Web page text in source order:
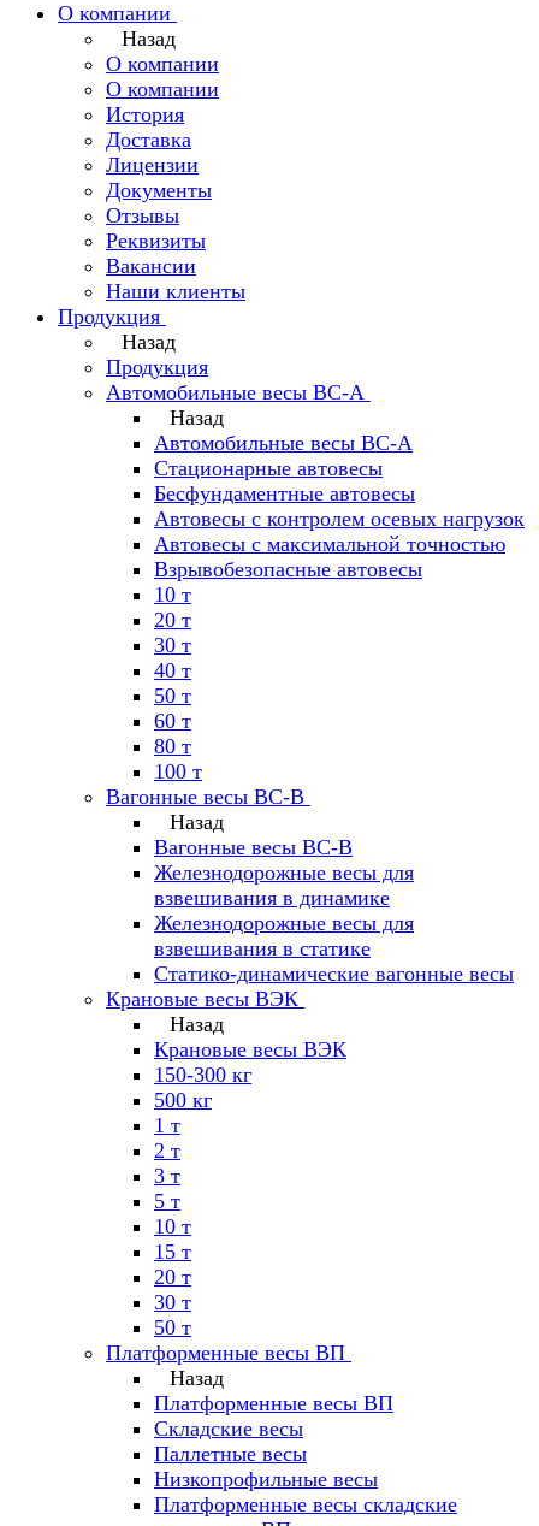
О компании
Назад
О компании
О компании
История
Доставка
Лицензии
Документы
Отзывы
Реквизиты
Вакансии
Наши клиенты
Продукция
Назад
Продукция
Автомобильные весы ВС-А
Назад
Автомобильные весы ВС-А
Стационарные автовесы
Бесфундаментные автовесы
Автовесы с контролем осевых нагрузок
Автовесы с максимальной точностью
Взрывобезопасные автовесы
10 т
20 т
30 т
40 т
50 т
60 т
80 т
100 т
Вагонные весы ВС-В
Назад
Вагонные весы ВС-В
Железнодорожные весы для
взвешивания в динамике
Железнодорожные весы для
взвешивания в статике
Статико-динамические вагонные весы
Крановые весы ВЭК
Назад
Крановые весы ВЭК
150-300 кг
500 кг
1 т
2 т
3 т
5 т
10 т
15 т
20 т
30 т
50 т
Платформенные весы ВП
Назад
Платформенные весы ВП
Складские весы
Паллетные весы
Низкопрофильные весы
Платформенные весы складские